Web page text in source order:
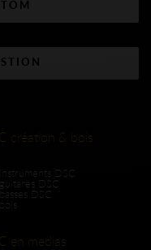
création & bois
DSC
DSC
DSC
en medias